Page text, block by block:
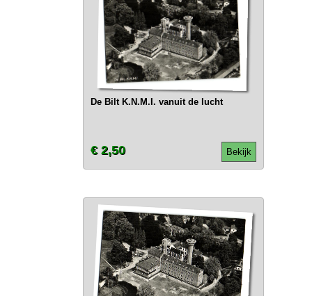
De Bilt K.N.M.I. vanuit de lucht
Bekijk
€ 2,50